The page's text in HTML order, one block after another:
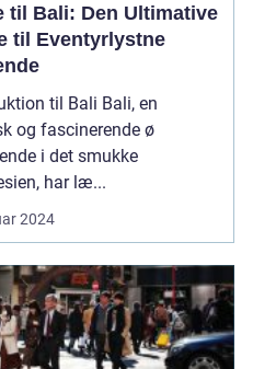
til Bali: Den Ultimative
til Eventyrlystne
til Bali Bali, en
og fascinerende ø
i det smukke
har læ...
2024